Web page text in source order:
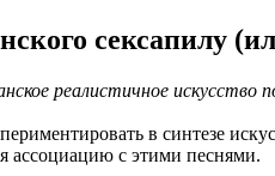
сексапилу
реалистичное искусство
в синтезе
ассоциацию с этими песнями.